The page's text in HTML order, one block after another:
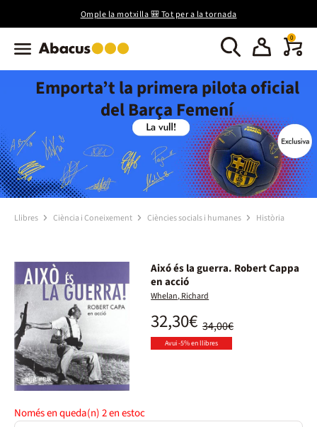
Omple la motxilla 🎒 Tot per a la tornada
0
Emporta’t la primera pilota oficial
del Barça Femení
Llibres Ciència i Coneixement Ciències socials i humanes Història
Aixó és la guerra. Robert Cappa
en acció
Whelan, Richard
34,00€
32,30€
Avui -5% en llibres
Només en queda(n)2en estoc